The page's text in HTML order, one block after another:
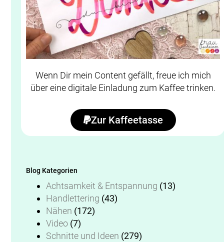
Wenn Dir mein Content gefällt, freue ich mich
über eine digitale Einladung zum Kaffee trinken.
Zur Kaffeetasse
Blog Kategorien
Achtsamkeit & Entspannung (13)
Handlettering (43)
Nähen (172)
Video (7)
Schnitte und Ideen (279)